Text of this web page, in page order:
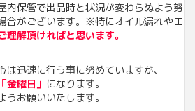
内保管で出品時と状況が変わらぬよう努
合がございます。※特にオイル漏れやエ
理解頂ければと思います。
は迅速に行う事に努めていますが、
金曜日」 になります。
お願いいたします。